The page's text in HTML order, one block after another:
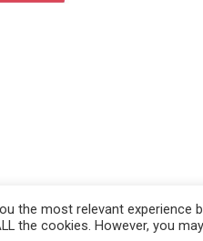
réservés - Mentions légales
the most relevant experience
the cookies. However, you